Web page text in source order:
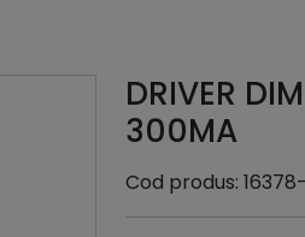
DRIVER
300MA
Cod produs: 16378-